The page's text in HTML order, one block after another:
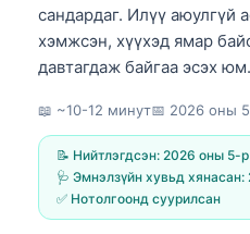
сандардаг. Илүү аюулгүй
хэмжсэн, хүүхэд ямар
давтагдаж байгаа эсэх юм.
📖 ~10-12 минут📅 2026 оны
📝 Нийтлэгдсэн: 2026 оны 5-
🩺 Эмнэлзүйн хувьд хянасан:
✅ Нотолгоонд суурилсан